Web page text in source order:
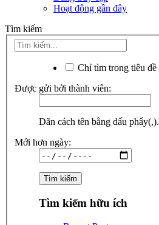
Hoạt động gần đây
Tìm kiếm
Chỉ tìm trong tiêu đề
Được gửi bởi thành viên:
Dãn cách tên bằng dấu phẩy(,).
Mới hơn ngày:
Tìm kiếm hữu ích